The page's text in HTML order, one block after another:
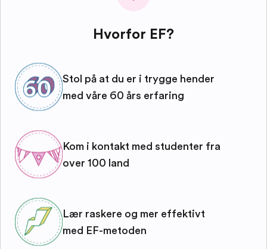
Hvorfor EF?
Stol på at du er i trygge hender
med våre 60 års erfaring
Kom i kontakt med studenter fra
over 100 land
Lær raskere og mer effektivt
med EF-metoden